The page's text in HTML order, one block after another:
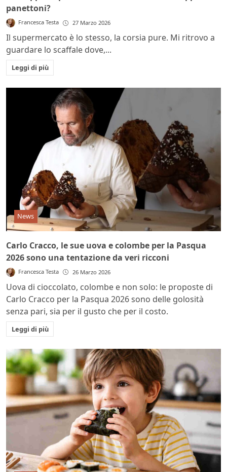
panettoni?
Francesca Testa 27 Marzo 2026
Il supermercato è lo stesso, la corsia pure. Mi ritrovo a
guardare lo scaffale dove,...
Leggi di più
News
Carlo Cracco, le sue uova e colombe per la Pasqua
2026 sono una tentazione da veri ricconi
Francesca Testa 26 Marzo 2026
Uova di cioccolato, colombe e non solo: le proposte di
Carlo Cracco per la Pasqua 2026 sono delle golosità
senza pari, sia per il gusto che per il costo.
Leggi di più